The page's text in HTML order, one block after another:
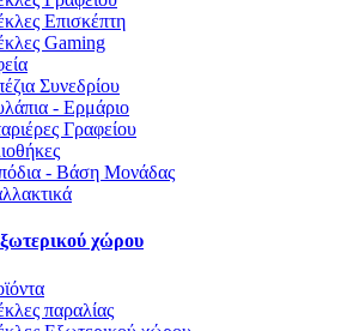
Επισκέπτη
Gaming
Συνεδρίου
- Ερμάριο
Γραφείου
- Βάση Μονάδας
χώρου
παραλίας